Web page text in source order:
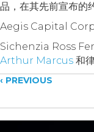
品，在其先前宣布的
Aegis Capital Corp.
Sichenzia Ross
Arthur Marcus 和
Posts
‹ PREVIOUS